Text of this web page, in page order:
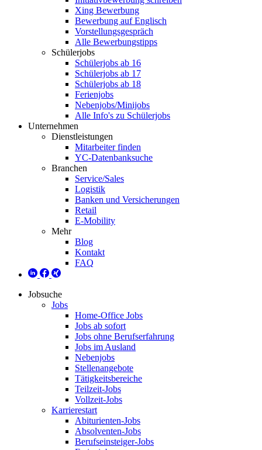
Xing Bewerbung
Bewerbung auf Englisch
Vorstellungsgespräch
Alle Bewerbungstipps
Schülerjobs
Schülerjobs ab 16
Schülerjobs ab 17
Schülerjobs ab 18
Ferienjobs
Nebenjobs/Minijobs
Alle Info's zu Schülerjobs
Unternehmen
Dienstleistungen
Mitarbeiter finden
YC-Datenbanksuche
Branchen
Service/Sales
Logistik
Banken und Versicherungen
Retail
E-Mobility
Mehr
Blog
Kontakt
FAQ
Jobsuche
Jobs
Home-Office Jobs
Jobs ab sofort
Jobs ohne Berufserfahrung
Jobs im Ausland
Nebenjobs
Stellenangebote
Tätigkeitsbereiche
Teilzeit-Jobs
Vollzeit-Jobs
Karrierestart
Abiturienten-Jobs
Absolventen-Jobs
Berufseinsteiger-Jobs